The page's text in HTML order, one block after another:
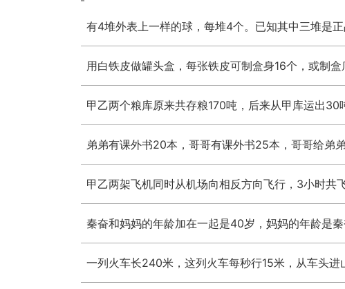
弟弟有课外书20本，哥哥有课外书25本，哥哥给弟
秦奋和妈妈的年龄加在一起是40岁，妈妈的年龄是
一列火车长240米，这列火车每秒行15米，从车头